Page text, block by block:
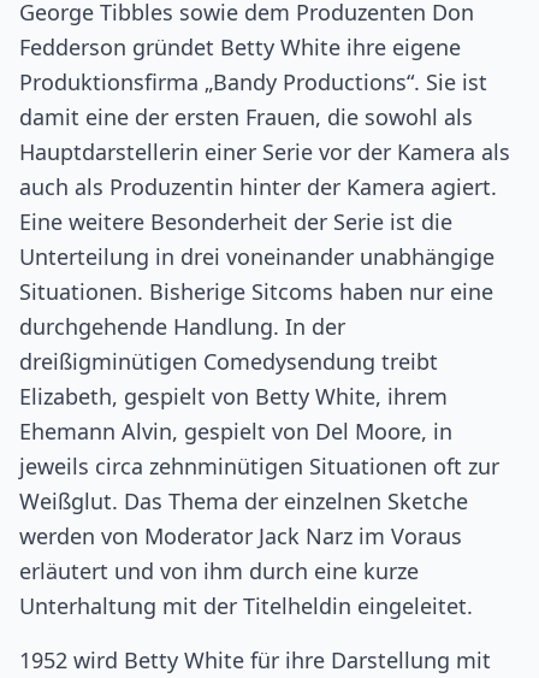
George Tibbles sowie dem Produzenten Don
Fedderson gründet Betty White ihre eigene
Produktionsfirma „Bandy Productions“. Sie ist
damit eine der ersten Frauen, die sowohl als
Hauptdarstellerin einer Serie vor der Kamera als
auch als Produzentin hinter der Kamera agiert.
Eine weitere Besonderheit der Serie ist die
Unterteilung in drei voneinander unabhängige
Situationen. Bisherige Sitcoms haben nur eine
durchgehende Handlung. In der
dreißigminütigen Comedysendung treibt
Elizabeth, gespielt von Betty White, ihrem
Ehemann Alvin, gespielt von Del Moore, in
jeweils circa zehnminütigen Situationen oft zur
Weißglut. Das Thema der einzelnen Sketche
werden von Moderator Jack Narz im Voraus
erläutert und von ihm durch eine kurze
Unterhaltung mit der Titelheldin eingeleitet.
1952 wird Betty White für ihre Darstellung mit